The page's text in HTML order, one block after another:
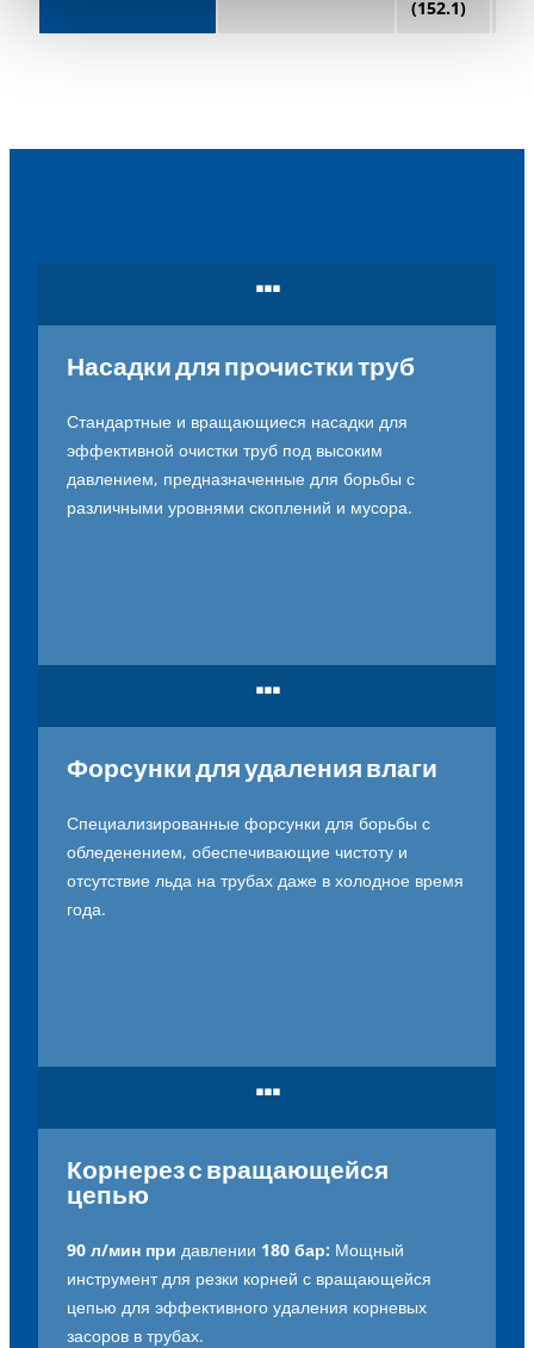
(152.1)
...
Насадки для прочистки труб
Стандартные и вращающиеся насадки для
эффективной очистки труб под высоким
давлением, предназначенные для борьбы с
различными уровнями скоплений и мусора.
...
Форсунки для удаления влаги
Специализированные форсунки для борьбы с
обледенением, обеспечивающие чистоту и
отсутствие льда на трубах даже в холодное время
года.
...
Корнерез с вращающейся
цепью
90 л/мин при давлении 180 бар: Мощный
инструмент для резки корней с вращающейся
цепью для эффективного удаления корневых
засоров в трубах.